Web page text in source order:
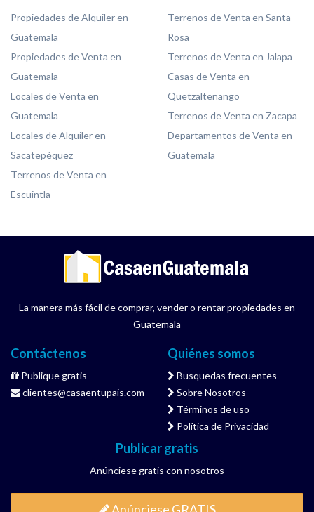
Propiedades de Alquiler en
Guatemala
Propiedades de Venta en
Guatemala
Locales de Venta en
Guatemala
Locales de Alquiler en
Sacatepéquez
Terrenos de Venta en
Escuintla
Terrenos de Venta en Santa
Rosa
Terrenos de Venta en Jalapa
Casas de Venta en
Quetzaltenango
Terrenos de Venta en Zacapa
Departamentos de Venta en
Guatemala
La manera más fácil de comprar, vender o rentar propiedades en
Guatemala
Contáctenos
Publique gratis
clientes@casaentupais.com
Quiénes somos
Busquedas frecuentes
Sobre Nosotros
Términos de uso
Política de Privacidad
Publicar gratis
Anúnciese gratis con nosotros